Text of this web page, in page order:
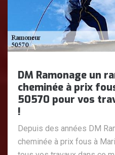
DM Ramonage un
cheminée à prix
50570 pour vos
!
Depuis des années DM
cheminée à prix fous à